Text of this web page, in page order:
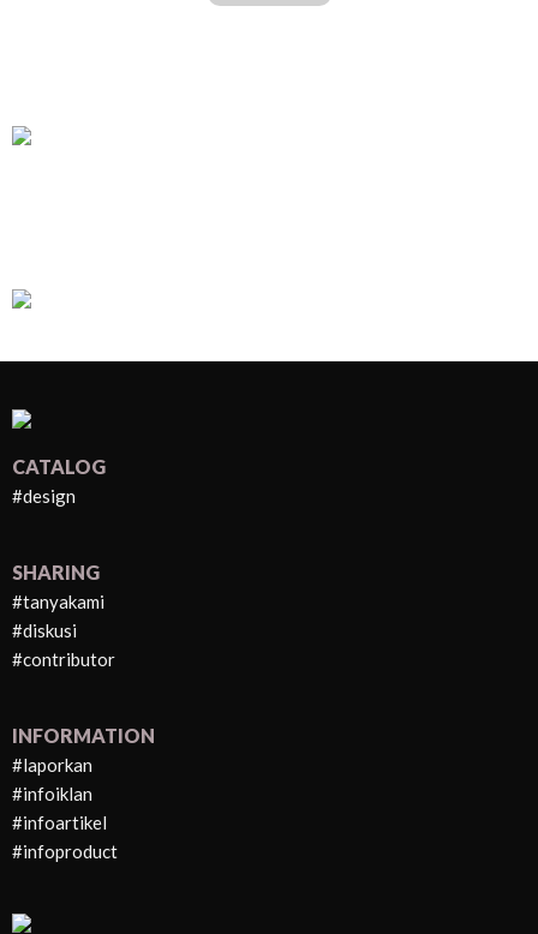
CATALOG
#design
SHARING
#tanyakami
#diskusi
#contributor
INFORMATION
#laporkan
#infoiklan
#infoartikel
#infoproduct